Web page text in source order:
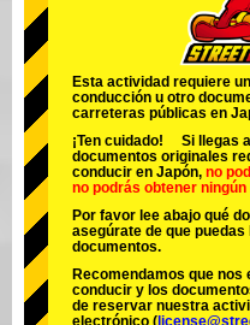
Tokyo Akihabara#2
Tokyo Shibuya Annex
Tokyo Asakusa
Okinawa
Esta actividad requiere
conducción u otro
carreteras públicas en
¡Ten cuidado! Si llegas
documentos originales
conducir en Japón, no
no podrás obtener
Por favor lee abajo qué
asegúrate de que
documentos.
Recomendamos que
conducir y los
de reservar nuestra
electrónico (